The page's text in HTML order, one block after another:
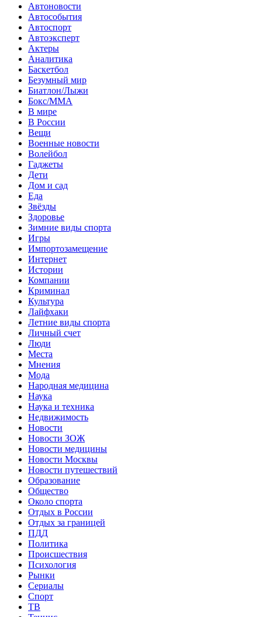
Автоновости
Автособытия
Автоспорт
Автоэксперт
Актеры
Аналитика
Баскетбол
Безумный мир
Биатлон/Лыжи
Бокс/MMA
В мире
В России
Вещи
Военные новости
Волейбол
Гаджеты
Дети
Дом и сад
Еда
Звёзды
Здоровье
Зимние виды спорта
Игры
Импортозамещение
Интернет
Истории
Компании
Криминал
Культура
Лайфхаки
Летние виды спорта
Личный счет
Люди
Места
Мнения
Мода
Народная медицина
Наука
Наука и техника
Недвижимость
Новости
Новости ЗОЖ
Новости медицины
Новости Москвы
Новости путешествий
Образование
Общество
Около спорта
Отдых в России
Отдых за границей
ПДД
Политика
Происшествия
Психология
Рынки
Сериалы
Спорт
ТВ